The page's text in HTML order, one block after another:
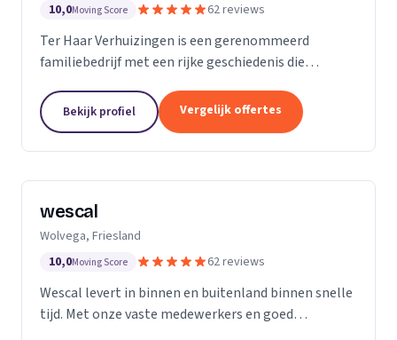
10,0Moving Score 62 reviews
Ter Haar Verhuizingen is een gerenommeerd
familiebedrijf met een rijke geschiedenis die
gespecialiseerd in het bieden van naadloze en
zorgeloze verhuisdiensten...
Bekijk profiel Vergelijk offertes
wescal
Wolvega, Friesland
10,0Moving Score 62 reviews
Wescal levert in binnen en buitenland binnen snelle
tijd. Met onze vaste medewerkers en goed